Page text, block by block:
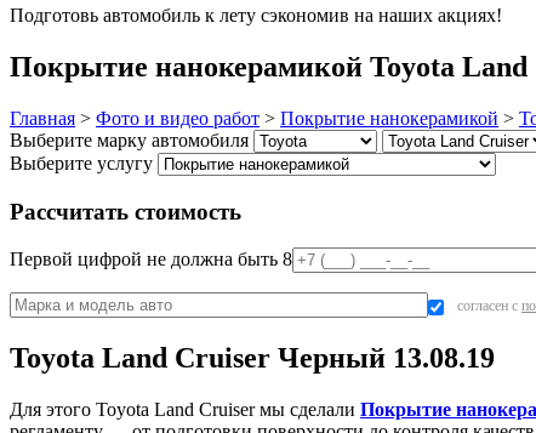
Подготовь автомобиль к лету сэкономив на наших акциях!
Покрытие нанокерамикой Toyota
Главная > Фото и видео работ > Покрытие нанокерамикой >
Выберите марку автомобиля
Выберите услугу
Рассчитать стоимость
Первой цифрой не должна быть 8
согласен с
Toyota Land Cruiser Черный 13.08.19
Для этого Toyota Land Cruiser мы сделали Покрытие